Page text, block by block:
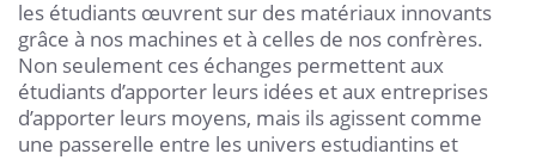
les étudiants œuvrent sur des matériaux innovants
grâce à nos machines et à celles de nos confrères.
Non seulement ces échanges permettent aux
étudiants d’apporter leurs idées et aux entreprises
d’apporter leurs moyens, mais ils agissent comme
une passerelle entre les univers estudiantins et